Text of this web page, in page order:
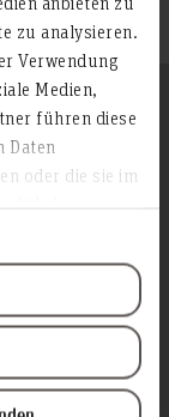
zu analysieren.
Verwendung
Medien,
führen diese
Daten
oder die sie im
© Leonie Wagner
Seitenanfang